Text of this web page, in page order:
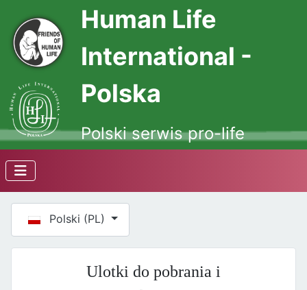
Human Life
International -
Polska
Polski serwis pro-life
Wybierz swój język
Polski (PL)
Ulotki do pobrania i